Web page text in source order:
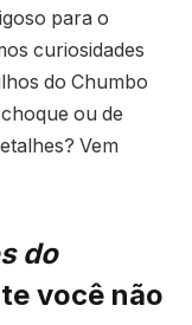
para o
curiosidades
do Chumbo
ou de
Vem
do
você não